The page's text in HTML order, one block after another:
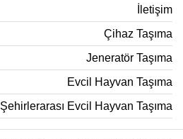
İletişim
Çihaz Taşıma
Jeneratör Taşıma
Evcil Hayvan Taşıma
Şehirlerarası Evcil Hayvan Taşıma